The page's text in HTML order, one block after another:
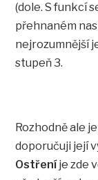
(dole. S funkcí
přehnaném
nejrozumnější
stupeň 3.
Rozhodně ale
doporučuji její
Ostřeníje zde